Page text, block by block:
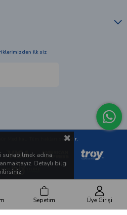
ilk siz
Medikal. Tüm hakları saklıdır.
sunabilmek adına
Detaylı bilgi
Sepetim Üye Girişi